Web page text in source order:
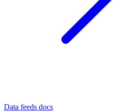
Data feeds docs